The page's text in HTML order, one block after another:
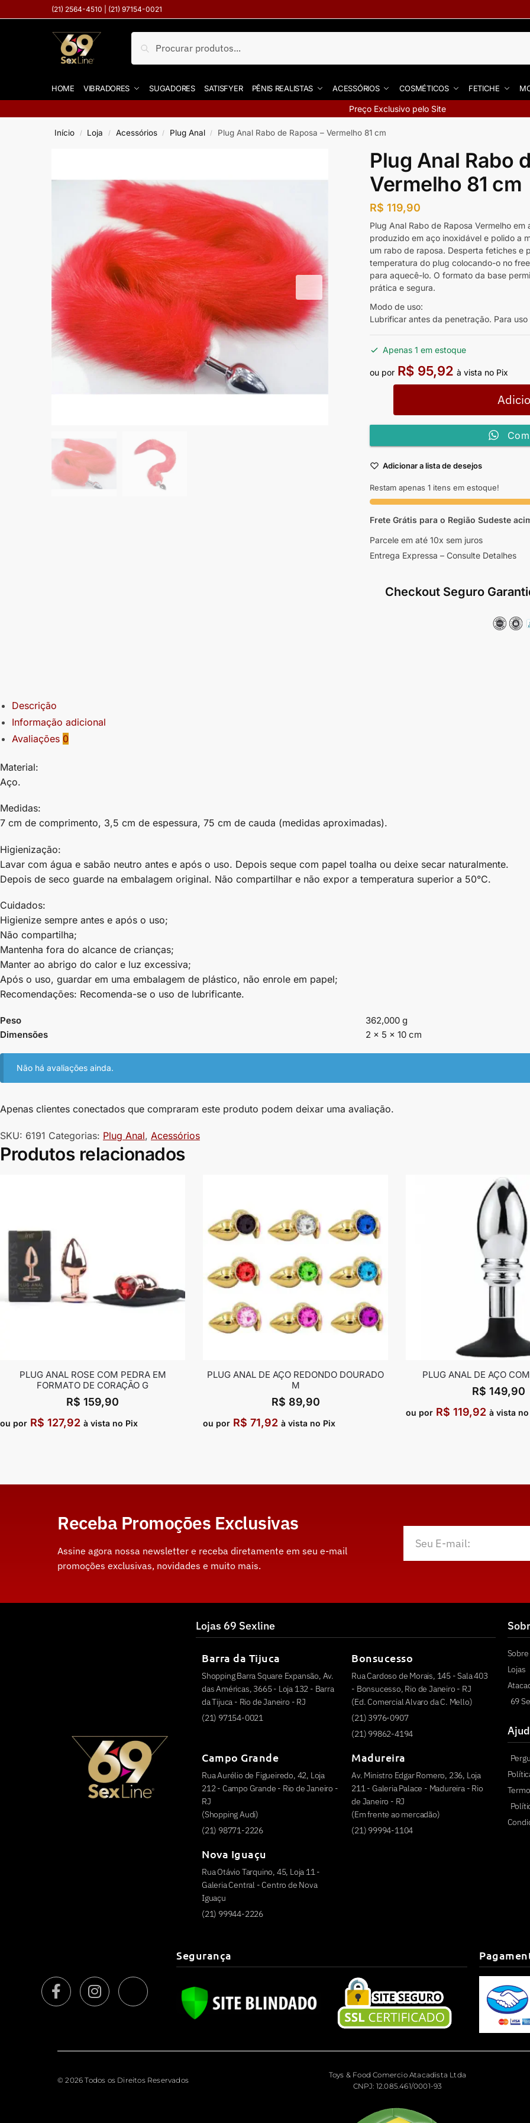
(21) 2564-4510 | (21) 97154-0021
Pesquisar
HOME VIBRADORES SUGADORES SATISFYER PÊNIS REALISTAS ACESSÓRIOS COSMÉTICOS FETICHE
Preço Exclusivo pelo Site
Início / Loja / Acessórios / Plug Anal / Plug Anal Rabo de Raposa – Vermelho 81 cm
Plug Anal Rabo
Vermelho 81 cm
R$ 119,90
Plug Anal Rabo de Raposa Vermelho
produzido em aço inoxidável e polido a
um rabo de raposa. Desperta fetiches e
temperatura do plug colocando-o no
para aquecê-lo. O formato da base
prática e segura.
Modo de uso:
Lubrificar antes da penetração. Para uso
Apenas 1 em estoque
ou por R$ 95,92 à vista no Pix
Adicionar a lista de desejos
Restam apenas 1 itens em estoque!
Frete Grátis para o Região Sudeste
Parcele em até 10x sem juros
Entrega Expressa – Consulte Detalhes
Checkout Seguro
Descrição
Informação adicional
Avaliações 0
Material:
Aço.
Medidas:
7 cm de comprimento, 3,5 cm de espessura, 75 cm de cauda (medidas aproximadas).
Higienização:
Lavar com água e sabão neutro antes e após o uso. Depois seque com papel toalha ou deixe secar naturalmente.
Depois de seco guarde na embalagem original. Não compartilhar e não expor a temperatura superior a 50°C.
Cuidados:
Higienize sempre antes e após o uso;
Não compartilha;
Mantenha fora do alcance de crianças;
Manter ao abrigo do calor e luz excessiva;
Após o uso, guardar em uma embalagem de plástico, não enrole em papel;
Recomendações: Recomenda-se o uso de lubrificante.
Peso
362,000 g
Dimensões
2 × 5 × 10 cm
Não há avaliações ainda.
Apenas clientes conectados que compraram este produto podem deixar uma avaliação.
SKU: 6191 Categorias: Plug Anal, Acessórios
Produtos relacionados
PLUG ANAL ROSE COM PEDRA EM
FORMATO DE CORAÇÃO G
R$ 159,90
ou por R$ 127,92 à vista no Pix
PLUG ANAL DE AÇO REDONDO DOURADO
M
R$ 89,90
ou por R$ 71,92 à vista no Pix
PLUG ANAL DE AÇO
R$ 149,90
ou por R$ 119,92 à vista
Receba Promoções Exclusivas
Assine agora nossa newsletter e receba diretamente em seu e-mail
promoções exclusivas, novidades e muito mais.
Lojas 69 Sexline
Barra da Tijuca
Shopping Barra Square Expansão, Av.
das Américas, 3665 - Loja 132 - Barra
da Tijuca - Rio de Janeiro - RJ
(21) 97154-0021
Bonsucesso
Rua Cardoso de Morais, 145 - Sala 403
- Bonsucesso, Rio de Janeiro - RJ
(Ed. Comercial Alvaro da C. Mello)
(21) 3976-0907
(21) 99862-4194
Campo Grande
Rua Aurélio de Figueiredo, 42, Loja
212 - Campo Grande - Rio de Janeiro -
RJ
(Shopping Audi)
(21) 98771-2226
Madureira
Av. Ministro Edgar Romero, 236, Loja
211 - Galeria Palace - Madureira - Rio
de Janeiro - RJ
(Em frente ao mercadão)
(21) 99994-1104
Nova Iguaçu
Rua Otávio Tarquino, 45, Loja 11 -
Galeria Central - Centro de Nova
Iguaçu
(21) 99944-2226
Lojas
69
Segurança
© 2026 Todos os Direitos Reservados
Toys & Food Comercio Atacadista Ltda
CNPJ: 12.085.461/0001-93